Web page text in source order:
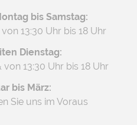
bis Samstag:
13:30 Uhr bis 18 Uhr
Dienstag:
13:30 Uhr bis 18 Uhr
bis März:
Sie uns im Voraus